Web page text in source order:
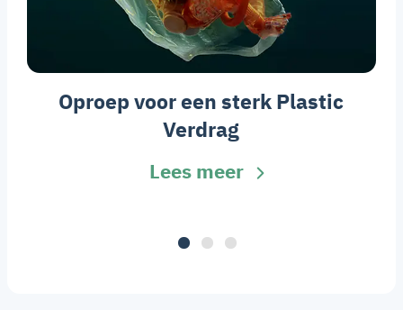
Oproep voor een sterk Plastic
Verdrag
Lees meer